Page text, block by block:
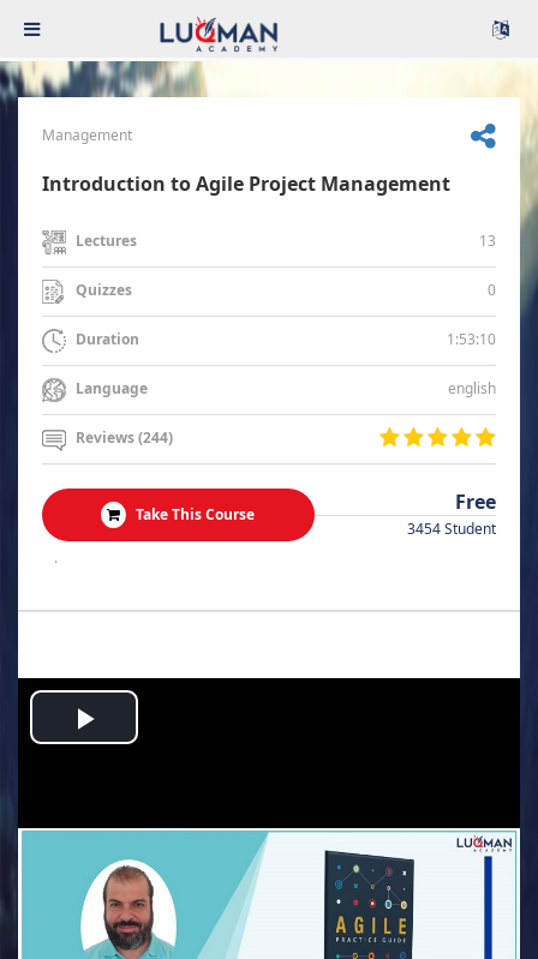
Management
Introduction to Agile Project Management
Lectures 13
Quizzes 0
Duration 1:53:10
Language english
Reviews (244)
Take This Course Free
3454 Student
.
Play